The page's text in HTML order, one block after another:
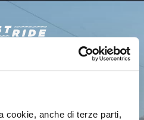
cookie, anche di terze parti,
Vai al contenuto principale